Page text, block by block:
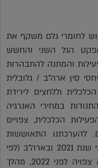
לחומרי גלם משקף את
הגל השני והחשש
והמתנה להתבהרות
סין ארה"ב / גלובלית
וללחצים לירידת
במחירי האנרגיה
הכלכלית, צפויים
להערכתנו התאוששות
בכלכלה הגלובלית אינה צפויה לפני שנת 2021 ובארה"ב (לפי
הבנק המרכזי) ההתאוששות אינה צפויה לפני 2022, מהלך